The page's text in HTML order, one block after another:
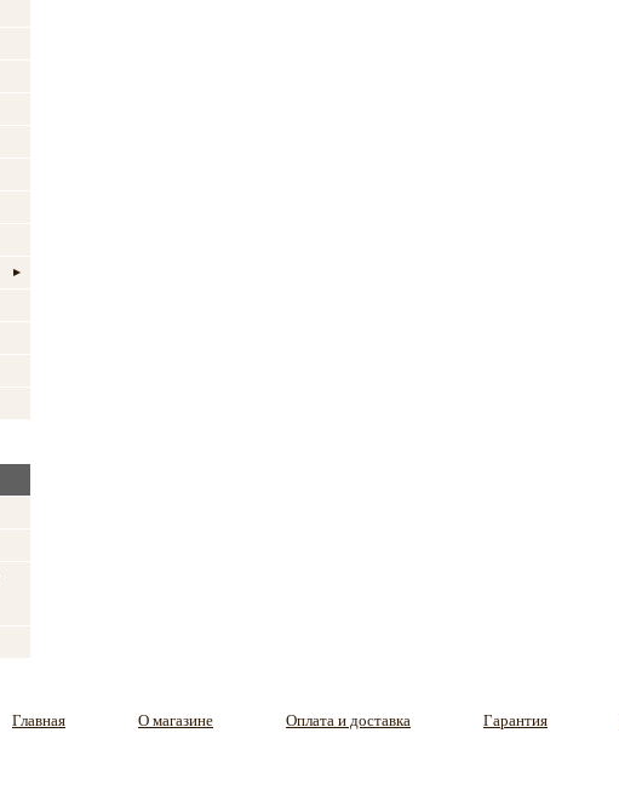
Главная О магазине Оплата и доставка Гарантия